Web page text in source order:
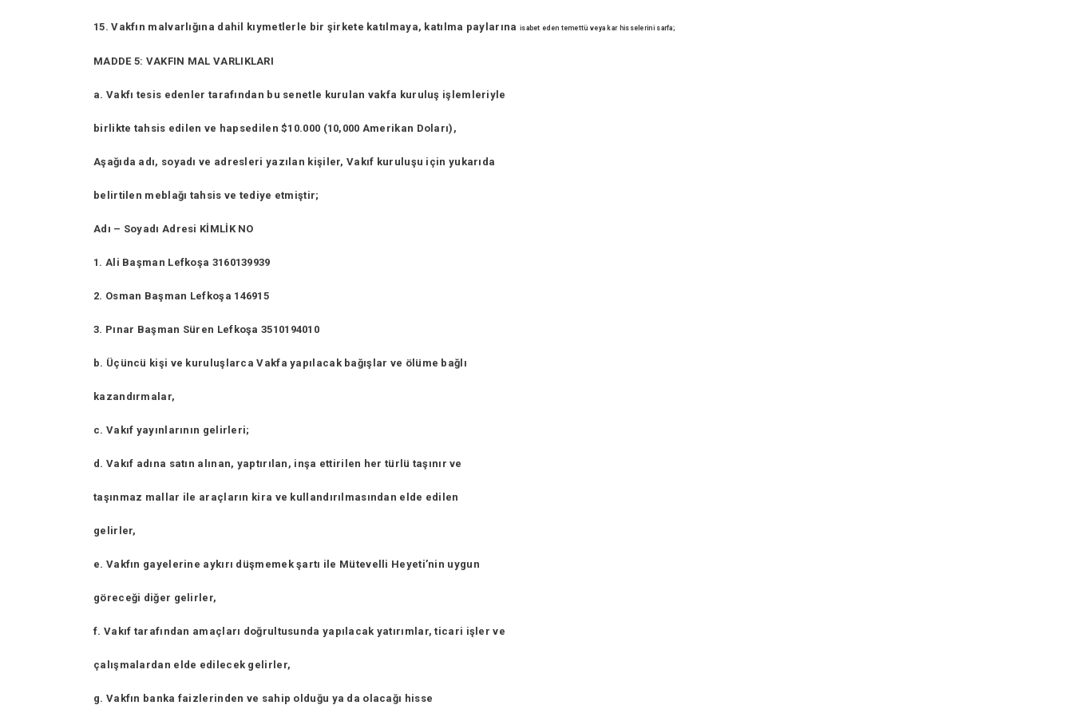
15. Vakfın malvarlığına dahil kıymetlerle bir şirkete katılmaya, katılma paylarına isabet eden temettü veya kar hisselerini sarfa;
MADDE 5: VAKFIN MAL VARLIKLARI
a. Vakfı tesis edenler tarafından bu senetle kurulan vakfa kuruluş işlemleriyle
birlikte tahsis edilen ve hapsedilen $10.000 (10,000 Amerikan Doları),
Aşağıda adı, soyadı ve adresleri yazılan kişiler, Vakıf kuruluşu için yukarıda
belirtilen meblağı tahsis ve tediye etmiştir;
Adı – Soyadı Adresi KİMLİK NO
1. Ali Başman Lefkoşa 3160139939
2. Osman Başman Lefkoşa 146915
3. Pınar Başman Süren Lefkoşa 3510194010
b. Üçüncü kişi ve kuruluşlarca Vakfa yapılacak bağışlar ve ölüme bağlı
kazandırmalar,
c. Vakıf yayınlarının gelirleri;
d. Vakıf adına satın alınan, yaptırılan, inşa ettirilen her türlü taşınır ve
taşınmaz mallar ile araçların kira ve kullandırılmasından elde edilen
gelirler,
e. Vakfın gayelerine aykırı düşmemek şartı ile Mütevelli Heyeti’nin uygun
göreceği diğer gelirler,
f. Vakıf tarafından amaçları doğrultusunda yapılacak yatırımlar, ticari işler ve
çalışmalardan elde edilecek gelirler,
g. Vakfın banka faizlerinden ve sahip olduğu ya da olacağı hisse